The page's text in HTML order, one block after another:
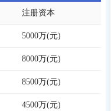
注册资本
5000万(元)
8000万(元)
8500万(元)
4500万(元)